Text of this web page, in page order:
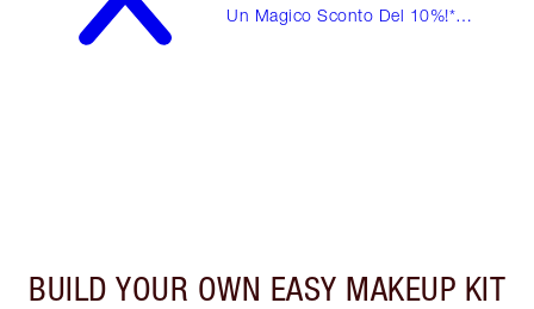
Un Magico Sconto Del 10%!*
BUILD YOUR OWN EASY MAKEUP KIT